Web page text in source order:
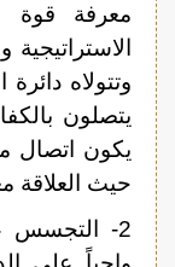
معرفة قوة
وتتولاه
يتصلون
يكون اتصال
حيث العلاقة
2- التجسس